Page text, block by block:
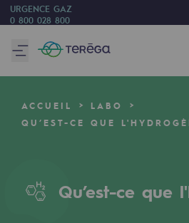
URGENCE GAZ
0 800 028 800
Nous sommes
80 ans d'histoire
Accélérateur de la
ACCUEIL
LABO
QU’EST-CE QUE
Qu’est-ce que